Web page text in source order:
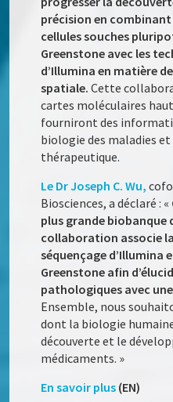
précision en
cellules souches
Greenstone avec les
d’Illumina en matière
spatiale.Cette
cartes moléculaires
fourniront des
biologie des maladies
thérapeutique.
Le Dr Joseph C. Wu,
Biosciences, a déclaré : «
plus grande biobanque
collaboration associe
séquençage d’Illumina
Greenstone afin
pathologiques avec
Ensemble, nous
dont la biologie
découverte et le
médicaments. »
En savoir plus (EN)